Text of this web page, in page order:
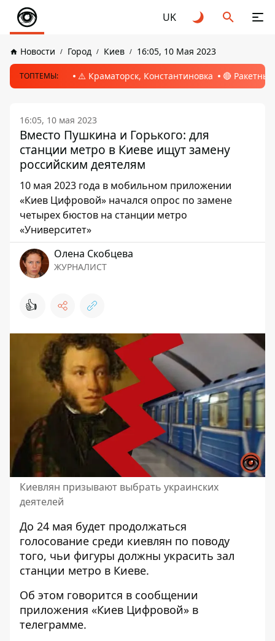
UK
Новости Город Киев 16:05, 10 Мая 2023
ТОПТЕМЫ: ⚠️ Краматорск, Константиновка 🔴
16:05, 10 мая 2023
Вместо Пушкина и Горького: для
станции метро в Киеве ищут замену
российским деятелям
10 мая 2023 года в мобильном приложении
«Киев Цифровой» начался опрос по замене
четырех бюстов на станции метро
«Университет»
Олена Скобцева
ЖУРНАЛИСТ
👍
Киевлян призывают выбрать украинских
деятелей
До 24 мая будет продолжаться
голосование среди киевлян по поводу
того, чьи фигуры должны украсить зал
станции метро в Киеве.
Об этом говорится в сообщении
приложения «Киев Цифровой» в
телеграмме.